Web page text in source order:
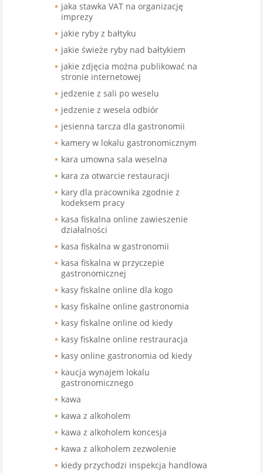
jaka stawka VAT na organizację
imprezy
jakie ryby z bałtyku
jakie świeże ryby nad bałtykiem
jakie zdjęcia można publikować na
stronie internetowej
jedzenie z sali po weselu
jedzenie z wesela odbiór
jesienna tarcza dla gastronomii
kamery w lokalu gastronomicznym
kara umowna sala weselna
kara za otwarcie restauracji
kary dla pracownika zgodnie z
kodeksem pracy
kasa fiskalna online zawieszenie
działalności
kasa fiskalna w gastronomii
kasa fiskalna w przyczepie
gastronomicznej
kasy fiskalne online dla kogo
kasy fiskalne online gastronomia
kasy fiskalne online od kiedy
kasy fiskalne online restrauracja
kasy online gastronomia od kiedy
kaucja wynajem lokalu
gastronomicznego
kawa
kawa z alkoholem
kawa z alkoholem koncesja
kawa z alkoholem zezwolenie
kiedy przychodzi inspekcja handlowa